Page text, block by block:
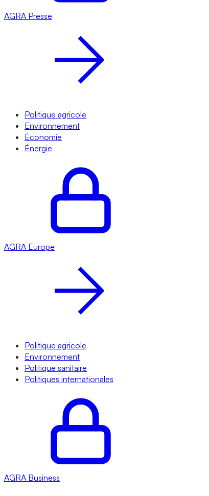
AGRA Presse
Politique agricole
Environnement
Économie
Énergie
AGRA Europe
Politique agricole
Environnement
Politique sanitaire
Politiques internationales
AGRA Business